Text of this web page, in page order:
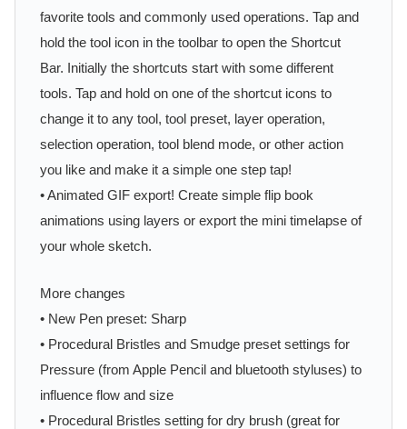
favorite tools and commonly used operations. Tap and
hold the tool icon in the toolbar to open the Shortcut
Bar. Initially the shortcuts start with some different
tools. Tap and hold on one of the shortcut icons to
change it to any tool, tool preset, layer operation,
selection operation, tool blend mode, or other action
you like and make it a simple one step tap!
• Animated GIF export! Create simple flip book
animations using layers or export the mini timelapse of
your whole sketch.
More changes
• New Pen preset: Sharp
• Procedural Bristles and Smudge preset settings for
Pressure (from Apple Pencil and bluetooth styluses) to
influence flow and size
• Procedural Bristles setting for dry brush (great for